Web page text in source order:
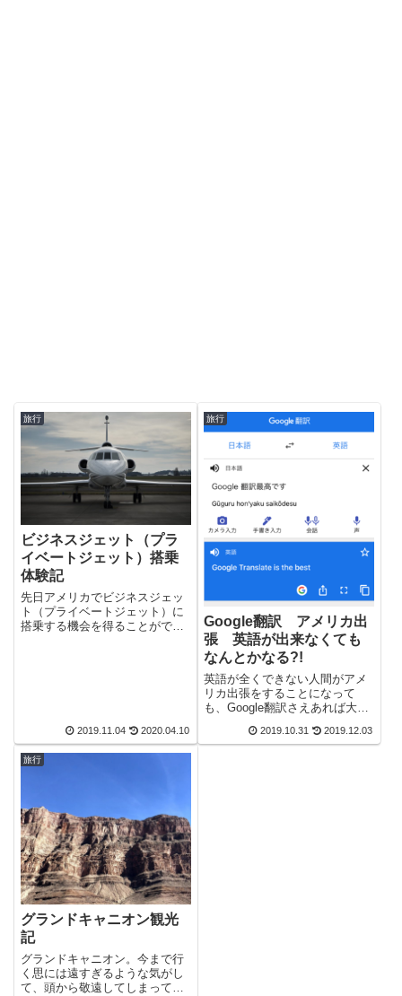
旅行
ビジネスジェット（プラ
イベートジェット）搭乗
体験記
先日アメリカでビジネスジェッ
ト（プライベートジェット）に
搭乗する機会を得ることができ
2019.11.04 2020.04.10
旅行
Google翻訳 アメリカ出
張 英語が出来なくても
なんとかなる?!
英語が全くできない人間がアメ
リカ出張をすることになって
も、Google翻訳さえあれば大丈
お話をご紹介します。
2019.10.31 2019.12.03
旅行
グランドキャニオン観光
記
グランドキャニオン。今まで行
く思には遠すぎるような気がし
て、頭から敬遠してしまって今